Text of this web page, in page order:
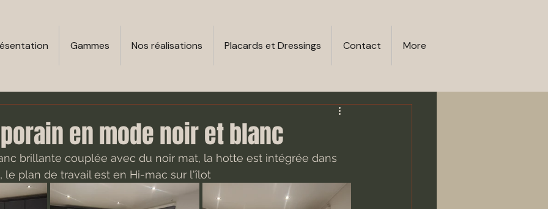
Gammes Nos réalisations Placards et Dressings Contact More
en mode noir et blanc
le plan de travail est en Hi-mac sur l'îlot